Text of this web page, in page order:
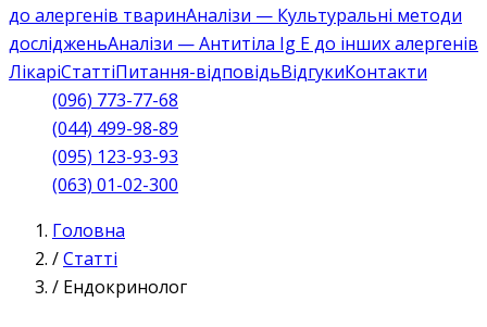
до алергенів тваринАналізи — Культуральні методи
дослідженьАналізи — Антитіла Ig E до інших алергенів
ЛікаріСтаттіПитання-відповідьВідгукиКонтакти
(096) 773-77-68
(044) 499-98-89
(095) 123-93-93
(063) 01-02-300
Головна
/Статті
/ Ендокринолог